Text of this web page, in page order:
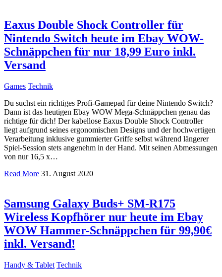
Eaxus Double Shock Controller für
Nintendo Switch heute im Ebay WOW-
Schnäppchen für nur 18,99 Euro inkl.
Versand
Games Technik
Du suchst ein richtiges Profi-Gamepad für deine Nintendo Switch?
Dann ist das heutigen Ebay WOW Mega-Schnäppchen genau das
richtige für dich! Der kabellose Eaxus Double Shock Controller
liegt aufgrund seines ergonomischen Designs und der hochwertigen
Verarbeitung inklusive gummierter Griffe selbst während längerer
Spiel-Session stets angenehm in der Hand. Mit seinen Abmessungen
von nur 16,5 x…
Read More 31. August 2020
Samsung Galaxy Buds+ SM-R175
Wireless Kopfhörer nur heute im Ebay
WOW Hammer-Schnäppchen für 99,90€
inkl. Versand!
Handy & Tablet Technik